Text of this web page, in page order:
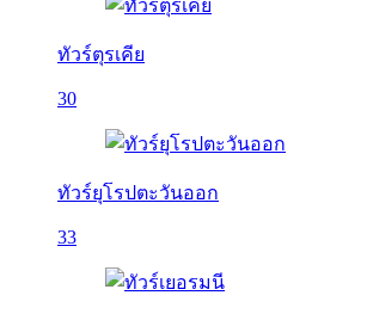
ทัวร์ตุรเคีย
30
ทัวร์ยุโรปตะวันออก
33